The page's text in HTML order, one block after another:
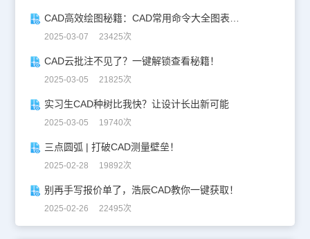
CAD高效绘图秘籍：CAD常用命令大全图表珍藏版
2025-03-07 23425次
CAD云批注不见了？一键解锁查看秘籍！
2025-03-05 21825次
实习生CAD种树比我快？让设计长出新可能
2025-03-05 19740次
三点圆弧 | 打破CAD测量壁垒！
2025-02-28 19892次
别再手写报价单了，浩辰CAD教你一键获取！
2025-02-26 22495次